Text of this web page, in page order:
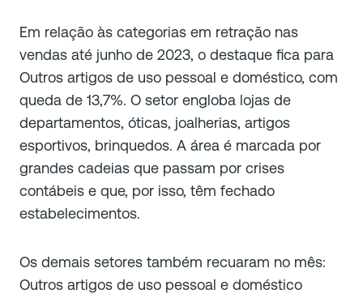
Em relação às categorias em retração nas
vendas até junho de 2023, o destaque fica para
Outros artigos de uso pessoal e doméstico, com
queda de 13,7%. O setor engloba lojas de
departamentos, óticas, joalherias, artigos
esportivos, brinquedos. A área é marcada por
grandes cadeias que passam por crises
contábeis e que, por isso, têm fechado
estabelecimentos.
Os demais setores também recuaram no mês:
Outros artigos de uso pessoal e doméstico